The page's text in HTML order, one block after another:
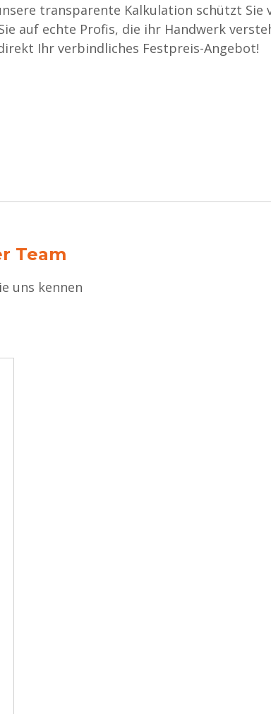
transparente Kalkulation schützt Sie
auf echte Profis, die ihr Handwerk
Ihr verbindliches Festpreis-Angebot!
Team
uns kennen